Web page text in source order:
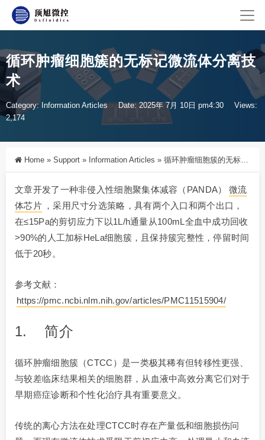
循环肿瘤细胞簇的无标记微流体分离技
术
Category: Information Articles Date: 2025年 7月 10日 pm4:30
Views:
2,174
Home » Support » Information Articles » 循环肿瘤细胞簇的无标记微流体分离技术
文章开发了一种非侵入性细胞聚集体减容（PANDA）
微流
体芯片 ，采用尺寸分选策略，具有两个入口和两个出口，
在≤15Pa的剪切应力下以1L/h通量从100mL全血中成功回收
>90%的人工加标HeLa细胞簇，且保持簇完整性，停留时间
低于20秒。
参考文献：
https://pmc.ncbi.nlm.nih.gov/articles/PMC11515904/
1. 简介
循环肿瘤细胞簇（CTCC）是一类极其稀有但转移性更强、
与较差临床结果相关的细胞群，从血液中高效分离它们对于
早期癌症诊断和个性化治疗具有重要意义。
传统的离心方法在处理CTCC时存在产量低和细胞损伤问